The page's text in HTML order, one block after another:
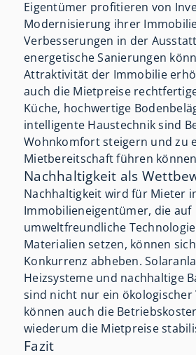
Eigentümer profitieren von
Modernisierung ihrer
Verbesserungen in der
energetische Sanierungen
Attraktivität der Immobilie
auch die Mietpreise
Küche, hochwertige
intelligente Haustechnik sind
Wohnkomfort steigern und zu
Mietbereitschaft führen
Nachhaltigkeit als
Nachhaltigkeit wird für Mieter
Immobilieneigentümer, die auf
umweltfreundliche
Materialien setzen, können
Konkurrenz abheben.
Heizsysteme und nachhaltige
sind nicht nur ein
können auch die
wiederum die Mietpreise
Fazit